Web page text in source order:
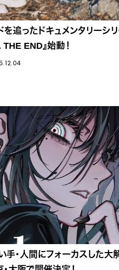
を追ったドキュメンタリーシ
END』始動！
手・人間にフォーカスした大